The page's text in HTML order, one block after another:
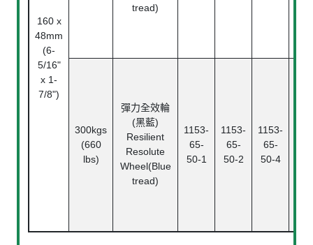
160 x
48mm
(6-
5/16"
x 1-
7/8")
tread)
300kgs
(660
lbs)
彈力全效輪
(黑藍)
Resilient
Resolute
Wheel(Blue
tread)
1153-
65-
50-1
1153-
65-
50-2
1153-
65-
50-4